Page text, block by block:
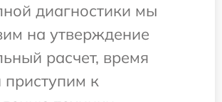
диагностики мы
на утверждение
расчет, время
приступим к